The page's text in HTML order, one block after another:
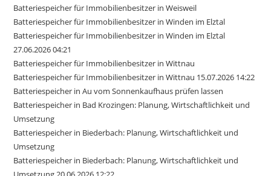
Batteriespeicher für Immobilienbesitzer in Weisweil
Batteriespeicher für Immobilienbesitzer in Winden im Elztal
Batteriespeicher für Immobilienbesitzer in Winden im Elztal
27.06.2026 04:21
Batteriespeicher für Immobilienbesitzer in Wittnau
Batteriespeicher für Immobilienbesitzer in Wittnau 15.07.2026 14:22
Batteriespeicher in Au vom Sonnenkaufhaus prüfen lassen
Batteriespeicher in Bad Krozingen: Planung, Wirtschaftlichkeit und
Umsetzung
Batteriespeicher in Biederbach: Planung, Wirtschaftlichkeit und
Umsetzung
Batteriespeicher in Biederbach: Planung, Wirtschaftlichkeit und